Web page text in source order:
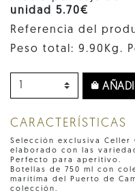
unidad 5.70€
Referencia del
Peso total: 9.90Kg.
CARACTERÍSTICAS
Selección exclusiva Celler
elaborado con las
Perfecto para aperitivo.
Botellas de 750 ml con
marítima del Puerto de
colección.